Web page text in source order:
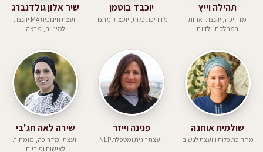
תהילה וייץ
מדריכה, יועצת ואחות
במחלקת יולדות
יוכבד בוטמן
מדריכת כלות, יועצת ומרצה
שיר אלון גולדנברג
יועצת חינוכית MA יועצת
למיניות, מרצה
שולמית אוחנה
מדריכת כלות ויועצת לנשים
פנינה וייזר
יועצת זוגית ומטפלת NLP
שירה לאה חג'בי
יועצת ומדריכה, מומחית
לאישות ופוריות